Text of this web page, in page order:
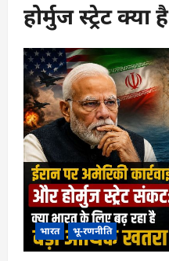
होर्मुज स्ट्रेट क्या है
भारत भू-रणनीति